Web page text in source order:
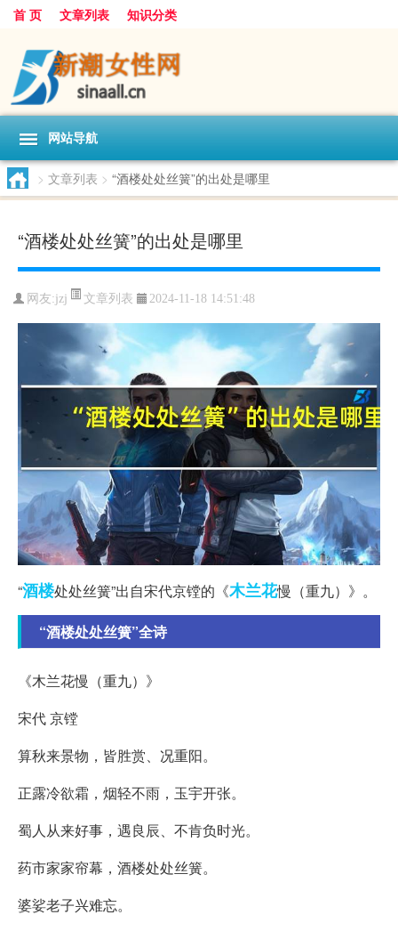
首 页 文章列表 知识分类
网站导航
> 文章列表 > “酒楼处处丝簧”的出处是哪里
“酒楼处处丝簧”的出处是哪里
网友:jzj 文章列表 2024-11-18 14:51:48
“酒楼处处丝簧”出自宋代京镗的《木兰花慢（重九）》。
“酒楼处处丝簧”全诗
《木兰花慢（重九）》
宋代 京镗
算秋来景物，皆胜赏、况重阳。
正露冷欲霜，烟轻不雨，玉宇开张。
蜀人从来好事，遇良辰、不肯负时光。
药市家家帘幕，酒楼处处丝簧。
婆娑老子兴难忘。